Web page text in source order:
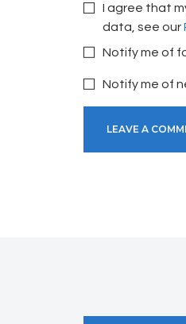
I agree that
data, see our
Notify me of
Notify me of